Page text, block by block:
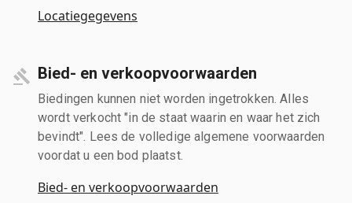
Locatiegegevens
Bied- en verkoopvoorwaarden
Biedingen kunnen niet worden ingetrokken. Alles
wordt verkocht "in de staat waarin en waar het zich
bevindt". Lees de volledige algemene voorwaarden
voordat u een bod plaatst.
Bied- en verkoopvoorwaarden